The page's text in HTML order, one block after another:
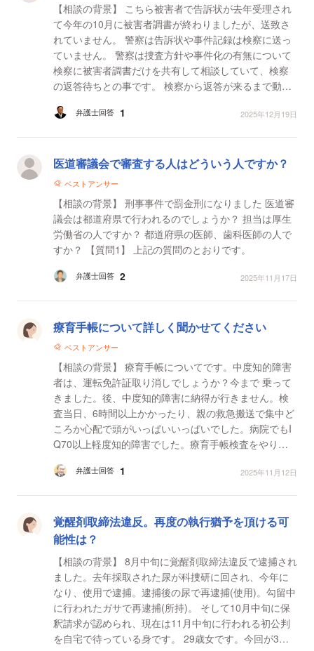
【相談の背景】 こちら被害者で告訴状が去年受理され
て今年の10月に被害者調書が終わりましたが、送致さ
れていません。 警察は告訴状や事件記録は検察に送っ
ていません。 警察は捜査方針や事件化の有無について
検察に被害者調書だけを共有して相談していて、検察
の返答待ちとの事です。 検察から返答が来るまで動か
弁護士回答 1 2025年12月19日
医道審議会で審査する人はどういう人ですか？
ベストアンサー
【相談の背景】 刑事事件で罰金刑になりました 医道審
議会は都道府県で行われるのでしょうか？ 担当は厚生
労働省の人ですか？ 都道府県の医師、歯科医師の人で
すか？ 【質問1】 上記の質問のとおりです。
弁護士回答 2 2025年11月17日
療育手帳について詳しく聞かせてください
ベストアンサー
【相談の背景】 療育手帳についてです。中度知的障害
者は、運転免許証取り消しでしょうか？今まで 乗って
きました。後、中度知的障害に納得が行きません。検
査当日、6時間以上かかったり、親の救急搬送で集中ど
ころか心配で頭がいっぱいいっぱいでした。病院でもI
Q70以上軽度知的障害でした。療育手帳検査をやり直
帳...
弁護士回答 1 2025年11月12日
覚醒剤取締法違反。再度の執行猶予を頂ける可
能性は？
【相談の背景】 8月中旬に覚醒剤取締法違反で逮捕され
ました。去年採取された尿が科捜研に回され、今年に
なり、使用で逮捕。逮捕後の尿で再逮捕(使用)。勾留中
に行われたガサで再逮捕(所持)。 そして10月中旬に保
釈請求が認められ、現在は11月中旬に行われる初公判
を自宅で待っている身です。 29歳女です。今回が3度